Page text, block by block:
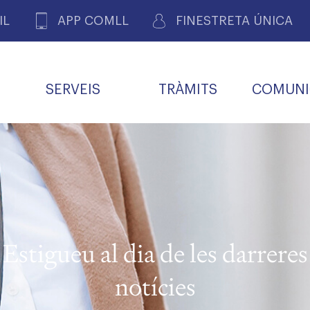
APP COMLL FINESTRETA ÚNICA
DE PACIENTS DE LLEIDA
SERVEIS TRÀMITS
DE GOVERN COMISSIÓ DEONTOLÒGICA
INFORMÀTICA I NOVES
TECNOLOGIES
DE FEINA
ALERTES
FARMACÈUTIQUES
R
CARNET METGE
COL·LEGIAT
Estigueu al dia de les darreres
notícies